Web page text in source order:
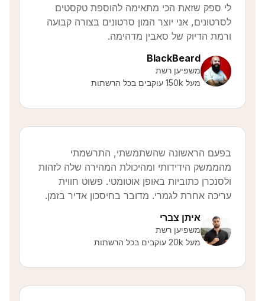
לי ספק שזאת הכי מתאימה להוספת טקסטים
לסרטונים, אני יוצר המון סרטונים בצורה קבועה
ורמת הדיוק של סאבין מדהימה.
BlackBeard
משפיען רשת
מעל 150k עוקבים בכל הרשתות
בפעם הראשונה שהשתמשתי, התרשמתי
מהממשק הידידותי ומהיכולת המהירה שלה לזהות
ולסנכרן כתוביות באופן אוטומטי. פשוט חווית
עריכה אחרת לגמרי. מדובר בחיסכון אדיר בזמן.
איתן צברי
משפיען רשת
מעל 20k עוקבים בכל הרשתות